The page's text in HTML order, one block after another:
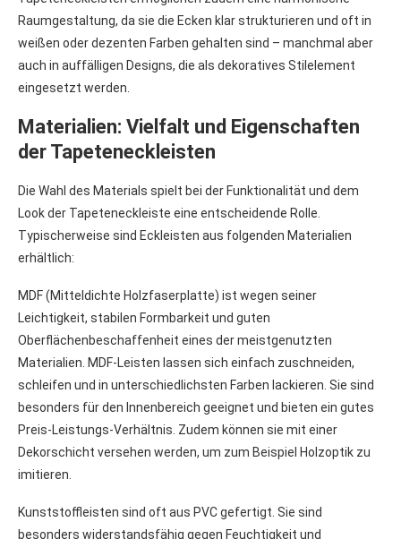
Raumgestaltung, da sie die Ecken klar strukturieren und oft in
weißen oder dezenten Farben gehalten sind – manchmal aber
auch in auffälligen Designs, die als dekoratives Stilelement
eingesetzt werden.
Materialien: Vielfalt und Eigenschaften
der Tapeteneckleisten
Die Wahl des Materials spielt bei der Funktionalität und dem
Look der Tapeteneckleiste eine entscheidende Rolle.
Typischerweise sind Eckleisten aus folgenden Materialien
erhältlich:
MDF (Mitteldichte Holzfaserplatte) ist wegen seiner
Leichtigkeit, stabilen Formbarkeit und guten
Oberflächenbeschaffenheit eines der meistgenutzten
Materialien. MDF-Leisten lassen sich einfach zuschneiden,
schleifen und in unterschiedlichsten Farben lackieren. Sie sind
besonders für den Innenbereich geeignet und bieten ein gutes
Preis-Leistungs-Verhältnis. Zudem können sie mit einer
Dekorschicht versehen werden, um zum Beispiel Holzoptik zu
imitieren.
Kunststoffleisten sind oft aus PVC gefertigt. Sie sind
besonders widerstandsfähig gegen Feuchtigkeit und